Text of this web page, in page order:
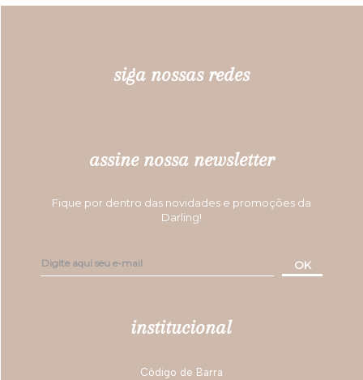
siga nossas redes
assine nossa newsletter
Fique por dentro das novidades e promoções da
Darling!
OK
institucional
Código de Barra